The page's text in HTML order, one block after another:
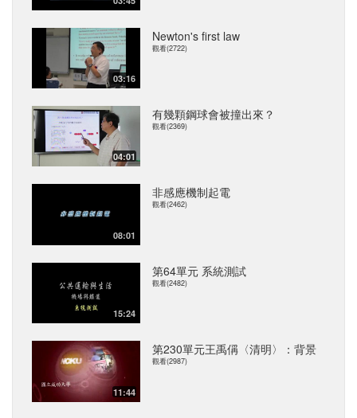
03:16
Newton's first law
觀看(2722)
04:01
有幾顆鋼球會被撞出來？
觀看(2369)
08:01
非感應機制起電
觀看(2462)
15:24
第64單元 系統測試
觀看(2482)
11:44
第230單元王禹偁〈清明〉：背景
觀看(2987)